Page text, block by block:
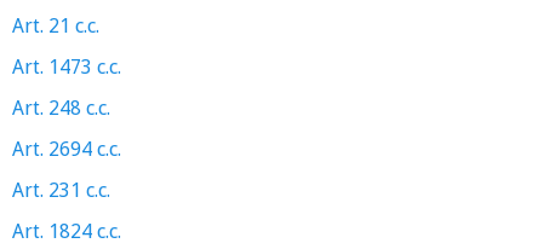
Art. 21 c.c.
Art. 1473 c.c.
Art. 248 c.c.
Art. 2694 c.c.
Art. 231 c.c.
Art. 1824 c.c.